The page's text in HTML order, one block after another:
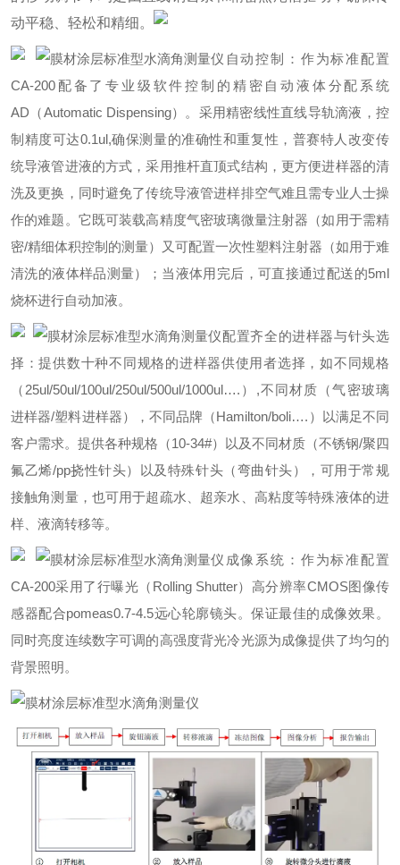
动平稳、轻松和精细。
自动控制：作为标准配置
CA-200配备了专业级软件控制的精密自动液体分配系统
AD（Automatic Dispensing）。采用精密线性直线导轨滴液，控
制精度可达0.1ul,确保测量的准确性和重复性，普赛特人改变传
统导液管进液的方式，采用推杆直顶式结构，更方便进样器的清
洗及更换，同时避免了传统导液管进样排空气难且需专业人士操
作的难题。它既可装载高精度气密玻璃微量注射器（如用于需精
密/精细体积控制的测量）又可配置一次性塑料注射器（如用于难
清洗的液体样品测量）；当液体用完后，可直接通过配送的5ml
烧杯进行自动加液。
配置齐全的进样器与针头选
择：提供数十种不同规格的进样器供使用者选择，如不同规格
（25ul/50ul/100ul/250ul/500ul/1000ul….）,不同材质（气密玻璃
进样器/塑料进样器），不同品牌（Hamilton/boli….）以满足不同
客户需求。提供各种规格（10-34#）以及不同材质（不锈钢/聚四
氟乙烯/pp挠性针头）以及特殊针头（弯曲针头），可用于常规
接触角测量，也可用于超疏水、超亲水、高粘度等特殊液体的进
样、液滴转移等。
成像系统：作为标准配置
CA-200采用了行曝光（Rolling Shutter）高分辨率CMOS图像传
感器配合pomeas0.7-4.5远心轮廓镜头。保证最佳的成像效果。
同时亮度连续数字可调的高强度背光冷光源为成像提供了均匀的
背景照明。